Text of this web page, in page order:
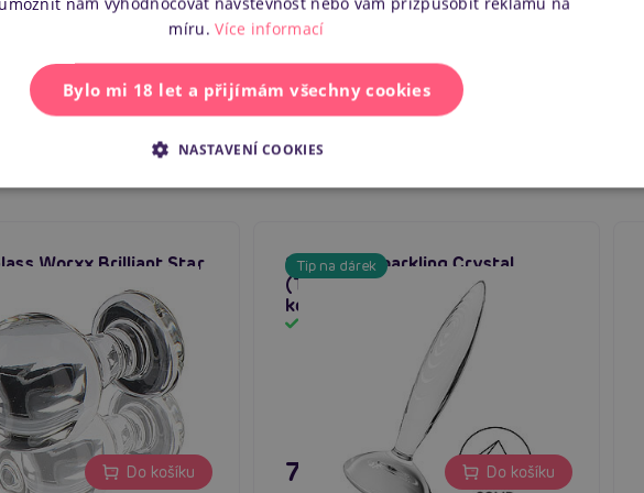
Worxx Brilliant Star
Do košíku
Tip na dárek
Satisfyer Sparkling Crystal
(Transparent), skleněný anální
kolík
795 Kč Do košíku
míru. Více informací
Bylo mi 18 let a přijímám všechny cookies
NASTAVENÍ COOKIES